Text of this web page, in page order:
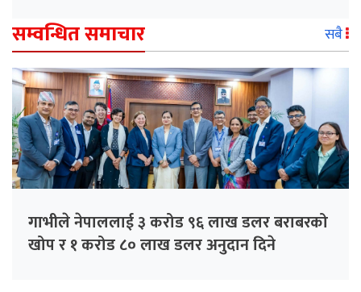
सम्वन्धित समाचार सबै
गाभीले नेपाललाई ३ करोड ९६ लाख डलर बराबरको
खोप र १ करोड ८० लाख डलर अनुदान दिने